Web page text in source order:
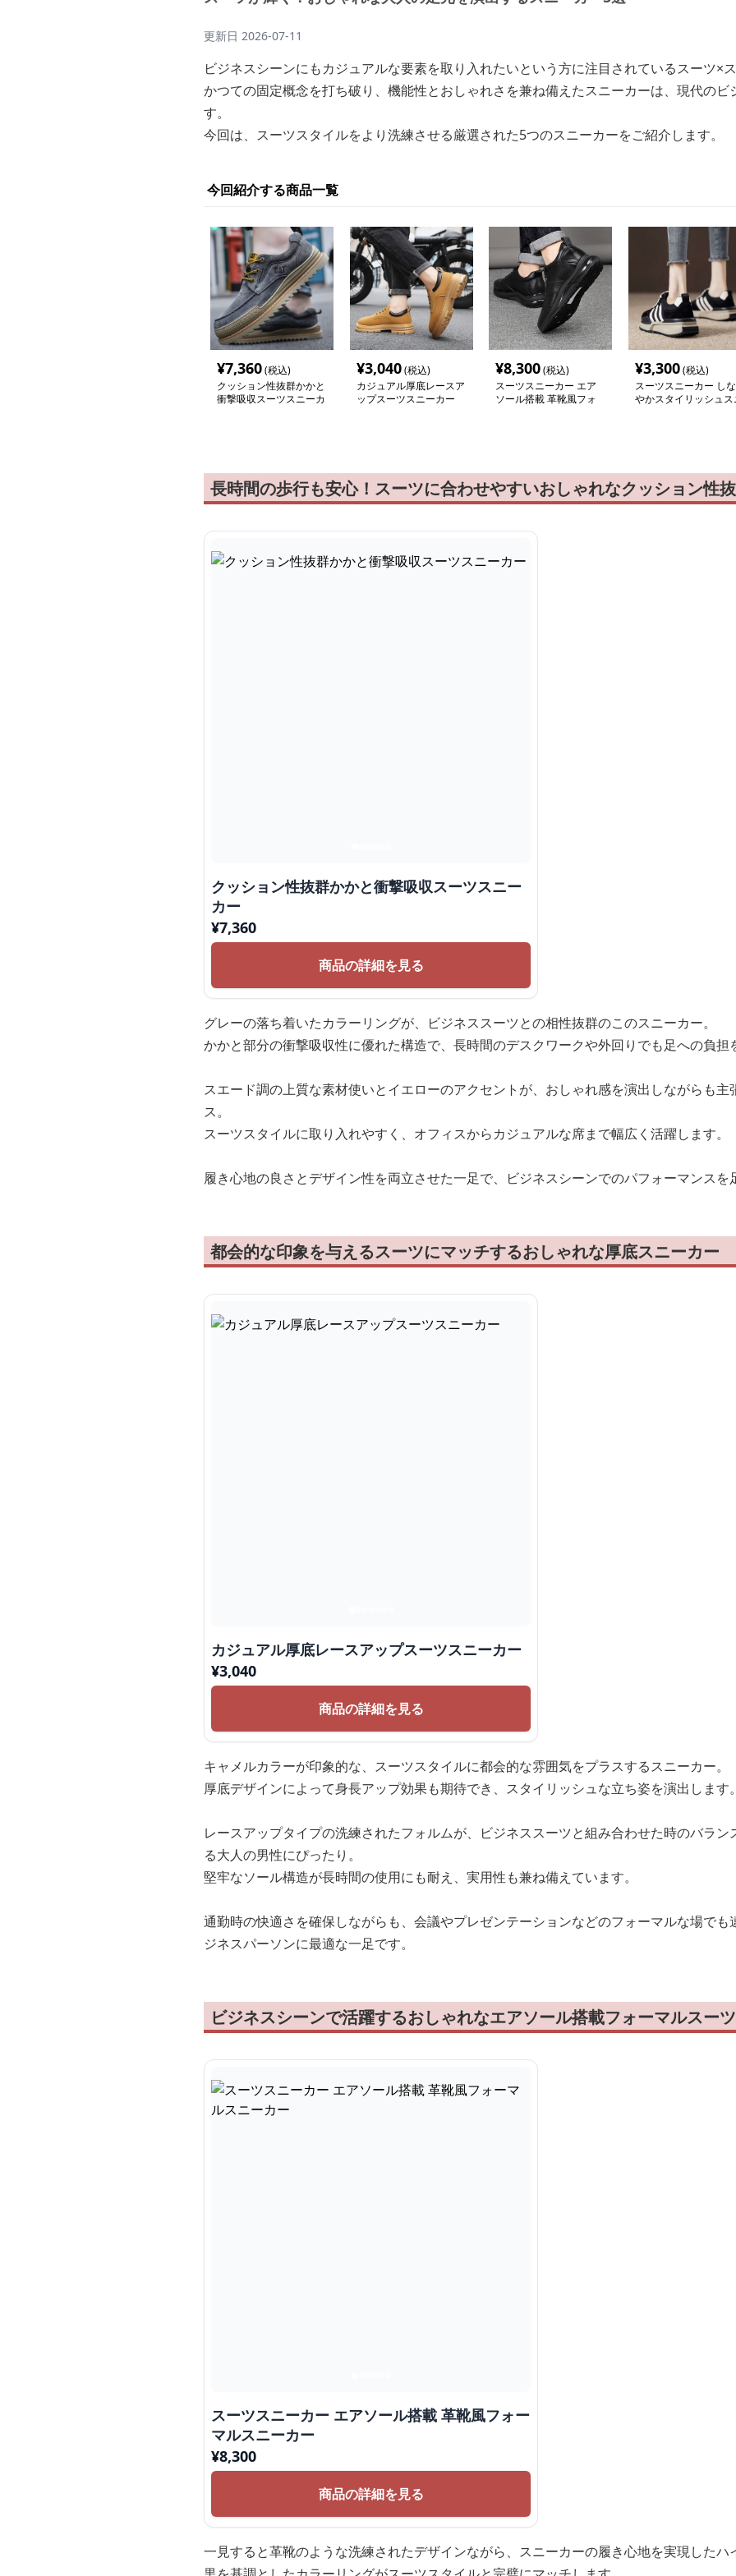
更新日 2026-07-11
ビジネスシーンにもカジュアルな要素を取り入れたいという方に注目されているスーツ×
かつての固定概念を打ち破り、機能性とおしゃれさを兼ね備えたスニーカーは、現代の
す。
今回は、スーツスタイルをより洗練させる厳選された5つのスニーカーをご紹介します。
今回紹介する商品一覧
¥7,360(税込)
クッション性抜群かかと
衝撃吸収スーツスニーカ
¥3,040(税込)
カジュアル厚底レースア
ップスーツスニーカー
¥8,300(税込)
スーツスニーカー エア
ソール搭載 革靴風フォ
¥3,300(税込)
スーツスニーカー しな
やかスタイリッシュス
長時間の歩行も安心！スーツに合わせやすいおしゃれなクッション性
クッション性抜群かかと衝撃吸収スーツスニー
カー
¥7,360
商品の詳細を見る
グレーの落ち着いたカラーリングが、ビジネススーツとの相性抜群のこのスニーカー。
かかと部分の衝撃吸収性に優れた構造で、長時間のデスクワークや外回りでも足への負担
スエード調の上質な素材使いとイエローのアクセントが、おしゃれ感を演出しながらも主
ス。
スーツスタイルに取り入れやすく、オフィスからカジュアルな席まで幅広く活躍します。
履き心地の良さとデザイン性を両立させた一足で、ビジネスシーンでのパフォーマンスを
都会的な印象を与えるスーツにマッチするおしゃれな厚底スニーカー
カジュアル厚底レースアップスーツスニーカー
¥3,040
商品の詳細を見る
キャメルカラーが印象的な、スーツスタイルに都会的な雰囲気をプラスするスニーカー。
厚底デザインによって身長アップ効果も期待でき、スタイリッシュな立ち姿を演出します。
レースアップタイプの洗練されたフォルムが、ビジネススーツと組み合わせた時のバラ
る大人の男性にぴったり。
堅牢なソール構造が長時間の使用にも耐え、実用性も兼ね備えています。
通勤時の快適さを確保しながらも、会議やプレゼンテーションなどのフォーマルな場で
ジネスパーソンに最適な一足です。
ビジネスシーンで活躍するおしゃれなエアソール搭載フォーマルスー
スーツスニーカー エアソール搭載 革靴風フォー
マルスニーカー
¥8,300
商品の詳細を見る
一見すると革靴のような洗練されたデザインながら、スニーカーの履き心地を実現したハ